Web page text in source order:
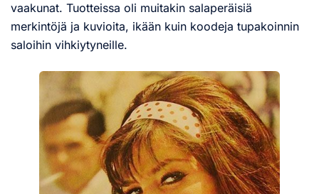
vaakunat. Tuotteissa oli muitakin salaperäisiä
merkintöjä ja kuvioita, ikään kuin koodeja tupakoinnin
saloihin vihkiytyneille.